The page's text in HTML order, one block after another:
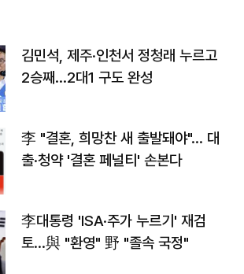
김민석, 제주·인천서 정청래 누르고
2승째…2대1 구도 완성
李 "결혼, 희망찬 새 출발돼야"… 대
출·청약 '결혼 페널티' 손본다
李대통령 'ISA·주가 누르기' 재검
토…與 "환영" 野 "졸속 국정"